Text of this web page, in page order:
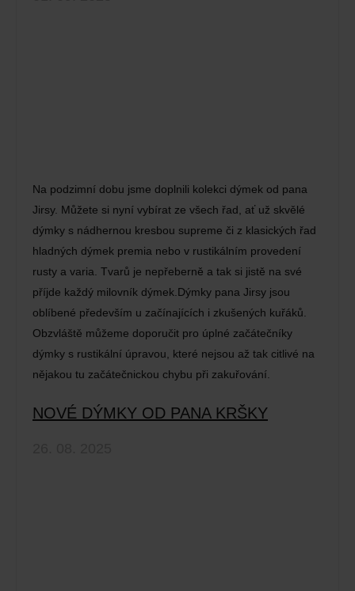
Na podzimní dobu jsme doplnili kolekci dýmek od pana
Jirsy. Můžete si nyní vybírat ze všech řad, ať už skvělé
dýmky s nádhernou kresbou supreme či z klasických řad
hladných dýmek premia nebo v rustikálním provedení
rusty a varia. Tvarů je nepřeberně a tak si jistě na své
příjde každý milovník dýmek.Dýmky pana Jirsy jsou
oblíbené především u začínajících i zkušených kuřáků.
Obzvláště můžeme doporučit pro úplné začátečníky
dýmky s rustikální úpravou, které nejsou až tak citlivé na
nějakou tu začátečnickou chybu při zakuřování.
NOVÉ DÝMKY OD PANA KRŠKY